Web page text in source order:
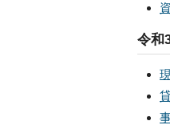
令和